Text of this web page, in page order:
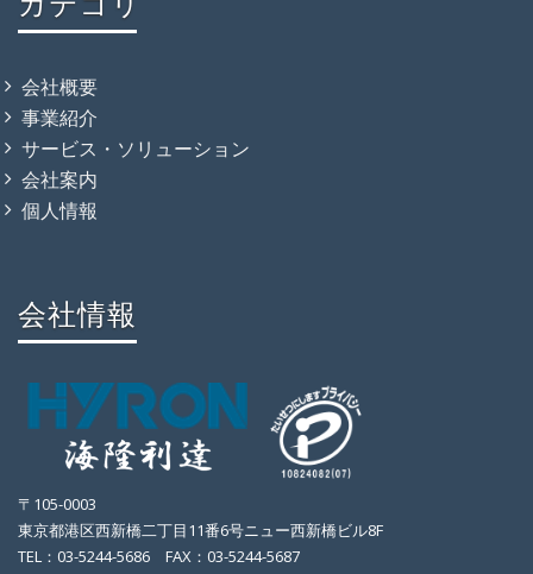
会社概要
事業紹介
サービス・ソリューション
会社案内
個人情報
会社情報
〒105-0003
東京都港区西新橋二丁目11番6号ニュー西新橋ビル8F
TEL：03-5244-5686 FAX：03-5244-5687